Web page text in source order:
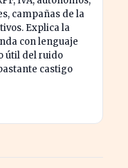
campañas de la
Explica la
con lenguaje
útil del ruido
castigo